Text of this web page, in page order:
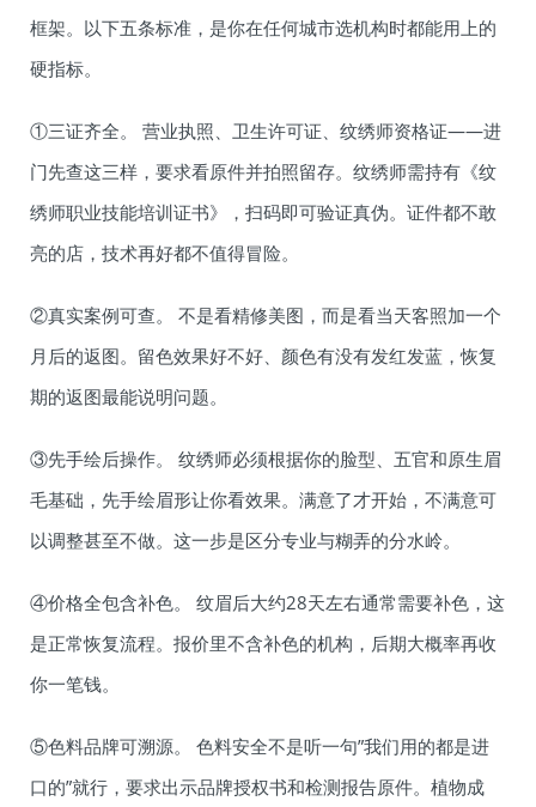
框架。以下五条标准，是你在任何城市选机构时都能用上的
硬指标。
①三证齐全。 营业执照、卫生许可证、纹绣师资格证——进
门先查这三样，要求看原件并拍照留存。纹绣师需持有《纹
绣师职业技能培训证书》，扫码即可验证真伪。证件都不敢
亮的店，技术再好都不值得冒险。
②真实案例可查。 不是看精修美图，而是看当天客照加一个
月后的返图。留色效果好不好、颜色有没有发红发蓝，恢复
期的返图最能说明问题。
③先手绘后操作。 纹绣师必须根据你的脸型、五官和原生眉
毛基础，先手绘眉形让你看效果。满意了才开始，不满意可
以调整甚至不做。这一步是区分专业与糊弄的分水岭。
④价格全包含补色。 纹眉后大约28天左右通常需要补色，这
是正常恢复流程。报价里不含补色的机构，后期大概率再收
你一笔钱。
⑤色料品牌可溯源。 色料安全不是听一句”我们用的都是进
口的”就行，要求出示品牌授权书和检测报告原件。植物成